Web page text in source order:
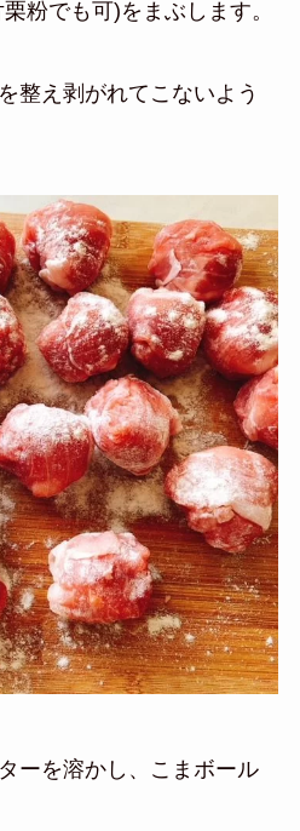
粉でも可)をまぶします。
整え剥がれてこないよう
ーを溶かし、こまボール